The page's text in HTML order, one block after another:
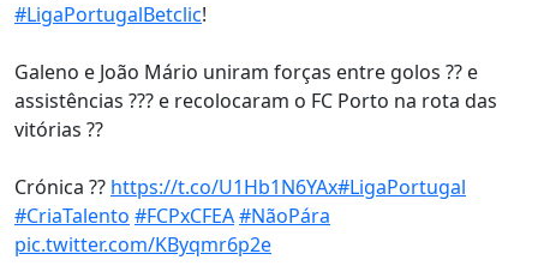
#LigaPortugalBetclic!
Galeno e João Mário uniram forças entre golos ?? e
assistências ??? e recolocaram o FC Porto na rota das
vitórias ??
Crónica ?? https://t.co/U1Hb1N6YAx#LigaPortugal
#CriaTalento #FCPxCFEA#NãoPára
pic.twitter.com/KByqmr6p2e